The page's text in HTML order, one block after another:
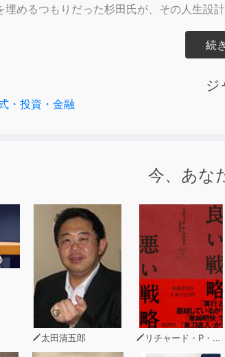
埋めるつもりだった杉田氏が、その人生設
ジ
・投資・金融
今、あな
太田清五郎 リチャード・P・ルメルト